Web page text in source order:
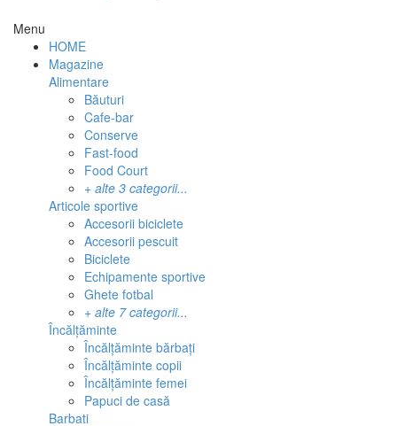
Menu
HOME
Magazine
Alimentare
Băuturi
Cafe-bar
Conserve
Fast-food
Food Court
+ alte 3 categorii...
Articole sportive
Accesorii biciclete
Accesorii pescuit
Biciclete
Echipamente sportive
Ghete fotbal
+ alte 7 categorii...
Încălțăminte
Încălțăminte bărbați
Încălțăminte copii
Încălțăminte femei
Papuci de casă
Barbati